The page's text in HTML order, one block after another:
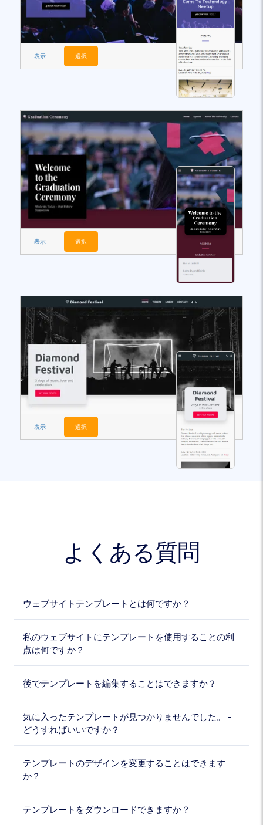
表示 選択
表示 選択
表示 選択
よくある質問
ウェブサイトテンプレートとは何ですか？
私のウェブサイトにテンプレートを使用することの利
点は何ですか？
後でテンプレートを編集することはできますか？
気に入ったテンプレートが見つかりませんでした。 -
どうすればいいですか？
テンプレートのデザインを変更することはできます
か？
テンプレートをダウンロードできますか？